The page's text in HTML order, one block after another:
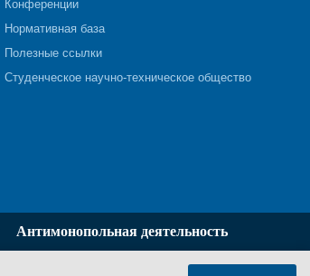
Конференции
Нормативная база
Полезные ссылки
Студенческое научно-техническое общество
Антимонопольная деятельность